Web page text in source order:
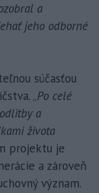
a
jeho odborné
súčasťou
„Po celé
a
života
projektu je
a zároveň
význam.